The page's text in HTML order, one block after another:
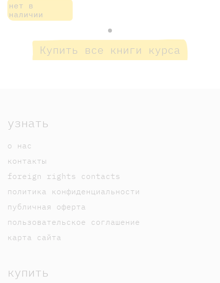
нет в
наличии
Купить все книги курса
узнать
о нас
контакты
foreign rights contacts
политика конфиденциальности
публичная оферта
пользовательское соглашение
карта сайта
купить